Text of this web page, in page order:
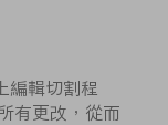
編輯切割程
有更改，從而